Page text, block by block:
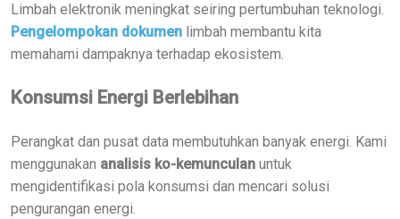
Limbah elektronik meningkat seiring pertumbuhan teknologi.
Pengelompokan dokumen limbah membantu kita
memahami dampaknya terhadap ekosistem.
Konsumsi Energi Berlebihan
Perangkat dan pusat data membutuhkan banyak energi. Kami
menggunakan analisis ko-kemunculan untuk
mengidentifikasi pola konsumsi dan mencari solusi
pengurangan energi.